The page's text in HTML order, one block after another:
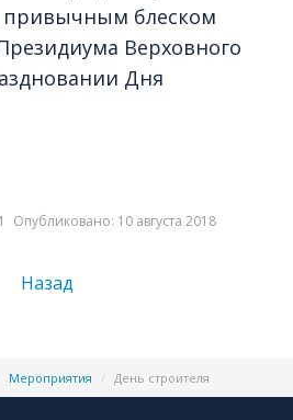
привычным блеском
Верховного
Дня
Опубликовано: 10 августа 2018
Назад
Мероприятия / День строителя